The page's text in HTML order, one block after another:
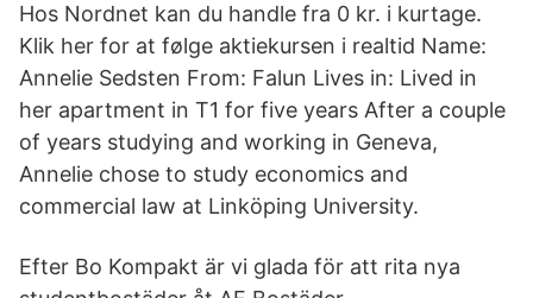
Hos Nordnet kan du handle fra 0 kr. i kurtage.
Klik her for at følge aktiekursen i realtid Name:
Annelie Sedsten From: Falun Lives in: Lived in
her apartment in T1 for five years After a couple
of years studying and working in Geneva,
Annelie chose to study economics and
commercial law at Linköping University.
Efter Bo Kompakt är vi glada för att rita nya